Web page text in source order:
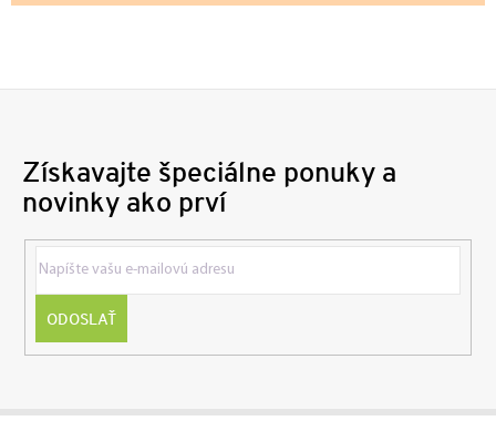
Získavajte špeciálne ponuky a
novinky ako prví
ODOSLAŤ